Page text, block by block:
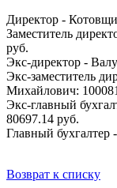
Директор -
Заместитель
руб.
Экс-директор -
Экс-заместитель
Михайлович:
Экс-главный
80697.14 руб.
Главный
Возврат к списку